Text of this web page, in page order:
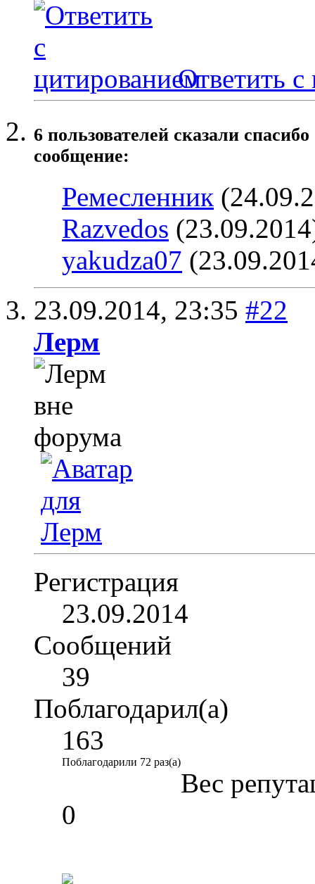
Ответить с
6 пользователей сказали
сообщение:
Ремесленник
Razvedos
yakudza07
23.09.2014, 23:35 #22
Лерм
Регистрация
23.09.2014
Сообщений
39
Поблагодарил(а)
163
Поблагодарили 72 раз(а)
Вес
0